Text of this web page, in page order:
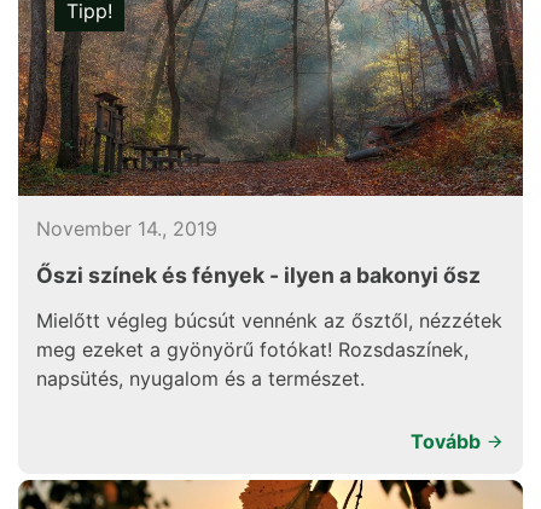
Tipp!
November 14., 2019
Őszi színek és fények - ilyen a bakonyi ősz
Mielőtt végleg búcsút vennénk az ősztől, nézzétek
meg ezeket a gyönyörű fotókat! Rozsdaszínek,
napsütés, nyugalom és a természet.
Tovább